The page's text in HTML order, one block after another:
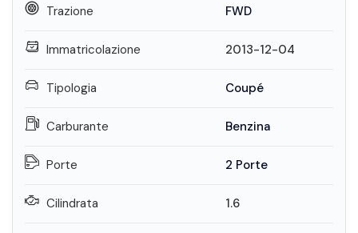
Trazione FWD
Immatricolazione 2013-12-04
Tipologia Coupé
Carburante Benzina
Porte 2 Porte
Cilindrata 1.6